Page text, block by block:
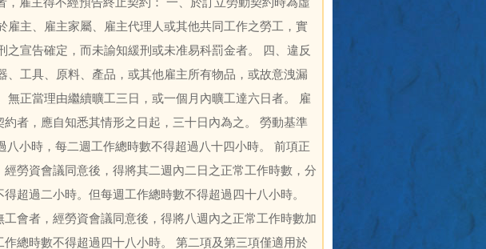
主、雇主家屬、雇主代理人或其他共同工作之勞工，實
宣告確定，而未諭知緩刑或未准易科罰金者。 四、違反
工具、原料、產品，或其他雇主所有物品，或故意洩漏
正當理由繼續曠工三日，或一個月內曠工達六日者。 雇
者，應自知悉其情形之日起，三十日內為之。 勞動基準
小時，每二週工作總時數不得超過八十四小時。 前項正
勞資會議同意後，得將其二週內二日之正常工作時數，分
超過二小時。但每週工作總時數不得超過四十八小時。
會者，經勞資會議同意後，得將八週內之正常工作時數加
總時數不得超過四十八小時。 第二項及第三項僅適用於